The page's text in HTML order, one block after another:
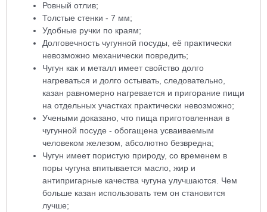
Ровный отлив;
Толстые стенки - 7 мм;
Удобные ручки по краям;
Долговечность чугунной посуды, её практически
невозможно механически повредить;
Чугун как и металл имеет свойство долго
нагреваться и долго остывать, следовательно,
казан равномерно нагревается и пригорание пищи
на отдельных участках практически невозможно;
Учеными доказано, что пища приготовленная в
чугунной посуде - обогащена усваиваемым
человеком железом, абсолютно безвредна;
Чугун имеет пористую природу, со временем в
поры чугуна впитывается масло, жир и
антипригарные качества чугуна улучшаются. Чем
больше казан использовать тем он становится
лучше;